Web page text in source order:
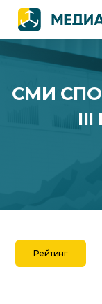
СМИ
III
Рейтинг